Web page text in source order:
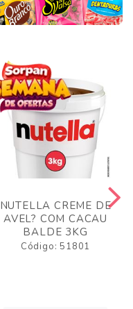
NUTELLA CREME DE
AVEL? COM CACAU
BALDE 3KG
Código: 51801